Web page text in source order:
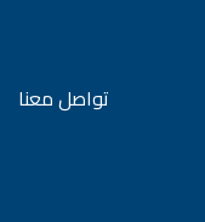
تواصل معنا